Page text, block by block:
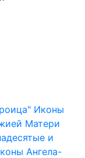
Иконы
Матери
и
Ангела-